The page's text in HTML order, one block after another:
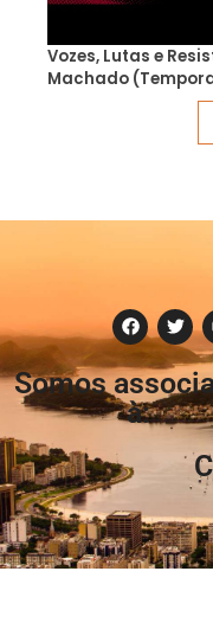
Vozes, Lutas e
Machado
Somos
à: